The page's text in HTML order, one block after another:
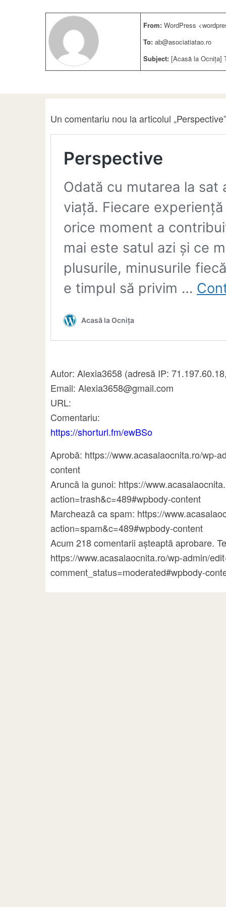
From: WordPress
To: ab@asociatiatao.ro
Subject: [Acasă la Ocnița]
Un comentariu nou la articolul
Autor: Alexia3658 (adresă IP:
Email: Alexia3658@gmail.com
URL:
Comentariu:
https://shorturl.fm/ewBSo
Aprobă: https://www.acasalaocnita.ro/wp-
content
Aruncă la gunoi: https://
action=trash&c=489#wpbody-content
Marchează ca spam: https://
action=spam&c=489#wpbody-content
Acum 218 comentarii așteaptă aprobare.
https://www.acasalaocnita.ro/wp-admin/
comment_status=moderated#wpbody-